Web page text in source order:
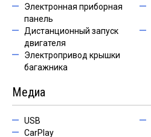
Электронная приборная
панель
Дистанционный запуск
двигателя
Электропривод крышки
багажника
Медиа
USB
CarPlay